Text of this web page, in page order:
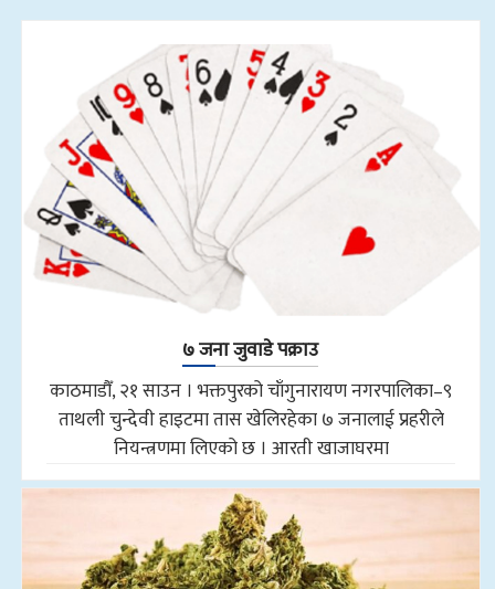
७ जना जुवाडे पक्राउ
काठमाडौँ, २१ साउन । भक्तपुरको चाँगुनारायण नगरपालिका–९
ताथली चुन्देवी हाइटमा तास खेलिरहेका ७ जनालाई प्रहरीले
नियन्त्रणमा लिएको छ । आरती खाजाघरमा